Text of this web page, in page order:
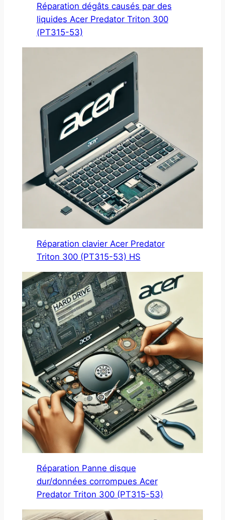
Réparation dégâts causés par des
liquides Acer Predator Triton 300
(PT315-53)
Réparation clavier Acer Predator
Triton 300 (PT315-53) HS
Réparation Panne disque
dur/données corrompues Acer
Predator Triton 300 (PT315-53)